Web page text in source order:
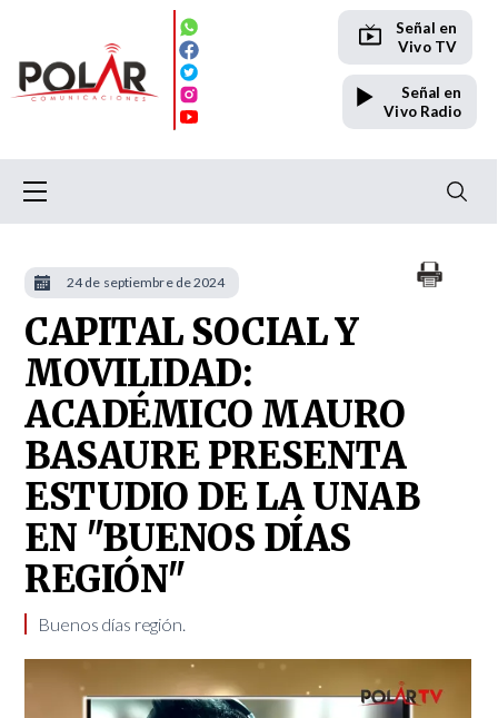
Señal en
Vivo TV
Señal en
Vivo Radio
CAPITAL SOCIAL Y
MOVILIDAD:
ACADÉMICO MAURO
BASAURE PRESENTA
ESTUDIO DE LA UNAB
EN "BUENOS DÍAS
REGIÓN"
Buenos días región.
24 de septiembre de 2024